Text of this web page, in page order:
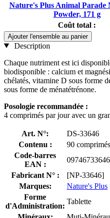
Nature's Plus Animal Parade
Powder, 171 g
Coût total :
Ajouter l'ensemble au panier
Description
Chaque nutriment est ici
biodisponible : calcium et
chélatés, vitamine D sous forme
sous forme de ménatétrénone.
Posologie recommandée :
4 comprimés par jour avec un
Art. N°:
DS-33646
Contenu :
90 comprimés
Code-barres
EAN :
Fabricant N° :
[NP-33646]
Marques:
Nature's Plus
Forme
d'Administration:
Tablette